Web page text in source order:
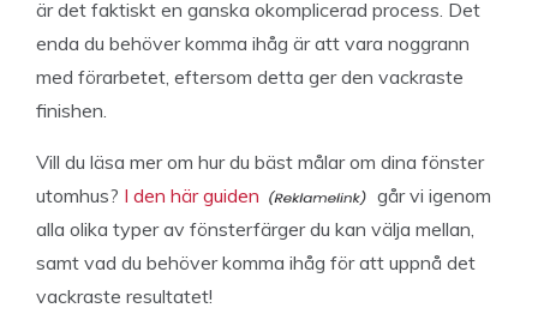
är det faktiskt en ganska okomplicerad process. Det
enda du behöver komma ihåg är att vara noggrann
med förarbetet, eftersom detta ger den vackraste
finishen.
Vill du läsa mer om hur du bäst målar om dina fönster
utomhus? I den här guiden
går vi igenom
alla olika typer av fönsterfärger du kan välja mellan,
samt vad du behöver komma ihåg för att uppnå det
vackraste resultatet!